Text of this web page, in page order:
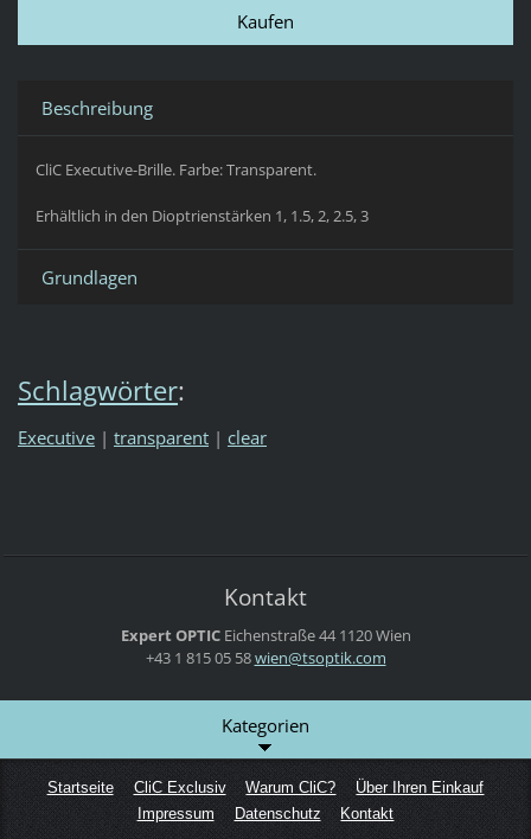
Beschreibung
CliC Executive-Brille. Farbe: Transparent.
Erhältlich in den Dioptrienstärken 1, 1.5, 2, 2.5, 3
Grundlagen
Schlagwörter:
Executive | transparent | clear
Kontakt
Expert OPTIC Eichenstraße 441120 Wien
+43 1 815 05 58wien@tsoptik.com
Kategorien
Startseite CliC Exclusiv Warum CliC?
Über Ihren Einkauf
Impressum
Datenschutz Kontakt